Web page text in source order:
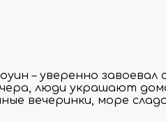
– уверенно
люди украшают
вечеринки, море